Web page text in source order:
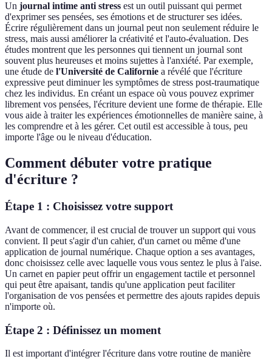
Un journal intime anti stress est un outil puissant qui permet
d'exprimer ses pensées, ses émotions et de structurer ses idées.
Écrire régulièrement dans un journal peut non seulement réduire le
stress, mais aussi améliorer la créativité et l'auto-évaluation. Des
études montrent que les personnes qui tiennent un journal sont
souvent plus heureuses et moins sujettes à l'anxiété. Par exemple,
une étude de l'Université de Californie a révélé que l'écriture
expressive peut diminuer les symptômes de stress post-traumatique
chez les individus. En créant un espace où vous pouvez exprimer
librement vos pensées, l'écriture devient une forme de thérapie. Elle
vous aide à traiter les expériences émotionnelles de manière saine, à
les comprendre et à les gérer. Cet outil est accessible à tous, peu
importe l'âge ou le niveau d'éducation.
Comment débuter votre pratique
d'écriture ?
Étape 1 : Choisissez votre support
Avant de commencer, il est crucial de trouver un support qui vous
convient. Il peut s'agir d'un cahier, d'un carnet ou même d'une
application de journal numérique. Chaque option a ses avantages,
donc choisissez celle avec laquelle vous vous sentez le plus à l'aise.
Un carnet en papier peut offrir un engagement tactile et personnel
qui peut être apaisant, tandis qu'une application peut faciliter
l'organisation de vos pensées et permettre des ajouts rapides depuis
n'importe où.
Étape 2 : Définissez un moment
Il est important d'intégrer l'écriture dans votre routine de manière